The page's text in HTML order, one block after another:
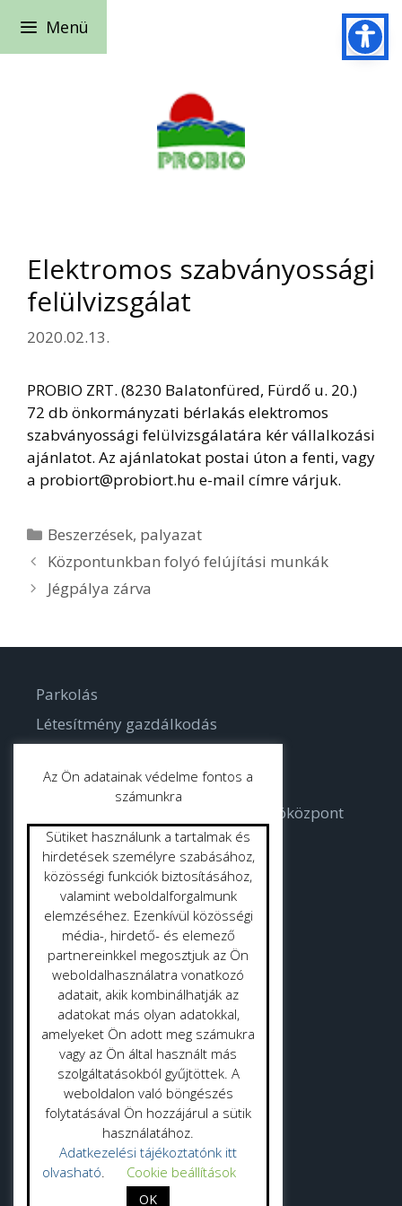
tartalomba
Menü
Elektromos szabványossági
felülvizsgálat
2020.02.13.
PROBIO ZRT. (8230 Balatonfüred, Fürdő u. 20.)
72 db önkormányzati bérlakás elektromos
szabványossági felülvizsgálatára kér vállalkozási
ajánlatot. Az ajánlatokat postai úton a fenti, vagy
a probiort@probiort.hu e-mail címre várjuk.
Kategória
Beszerzések, palyazat
Központunkban folyó felújítási munkák
Jégpálya zárva
Parkolás
Létesítmény gazdálkodás
Bodorka Balatoni Vízvilág Látogatóközpont
Strandok
Közterület tisztítás
Gyepmester
Vásrácsarnok
Adatvédelmi politika
Adatkezelési tájékoztató
Az Ön adatainak védelme fontos a
számunkra
Sütiket használunk a tartalmak és
hirdetések személyre szabásához,
közösségi funkciók biztosításához,
valamint weboldalforgalmunk
elemzéséhez. Ezenkívül közösségi
média-, hirdető- és elemező
partnereinkkel megosztjuk az Ön
weboldalhasználatra vonatkozó
adatait, akik kombinálhatják az
adatokat más olyan adatokkal,
amelyeket Ön adott meg számukra
vagy az Ön által használt más
szolgáltatásokból gyűjtöttek. A
weboldalon való böngészés
folytatásával Ön hozzájárul a sütik
használatához.
Adatkezelési tájékoztatónk itt
olvasható. Cookie beállítások
OK